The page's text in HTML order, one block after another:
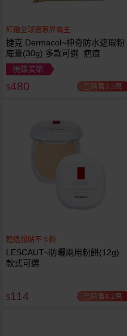
紅遍全球遮瑕界霸主
捷克 Dermacol~神奇防水遮瑕粉
底膏(30g) 多款可選 疤痕
現賺美幣
$480 已銷售3.3萬
輕透服貼不卡粉
LESCAUT~防曬兩用粉餅(12g)
款式可選
$114 已銷售4.2萬